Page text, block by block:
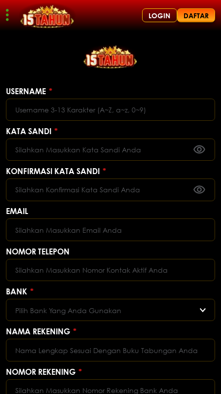
LOGIN DAFTAR
USERNAME *
KATA SANDI *
KONFIRMASI KATA SANDI *
EMAIL
NOMOR TELEPON
BANK *
Pilih Bank Yang Anda Gunakan
NAMA REKENING *
NOMOR REKENING *